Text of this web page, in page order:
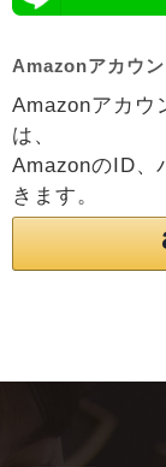
Amazonアカウ
Amazonアカウ
は、
AmazonのID、
きます。